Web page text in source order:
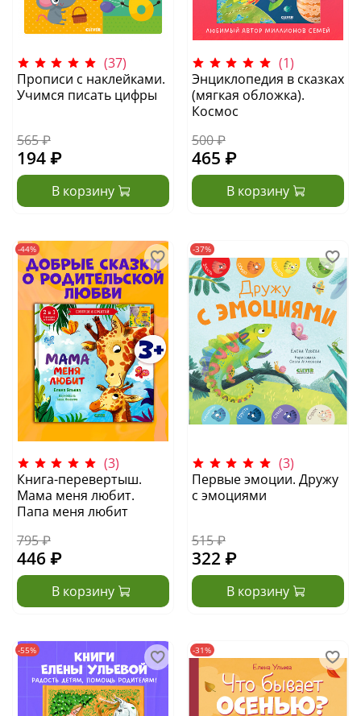
(37)
Прописи с наклейками.
Учимся писать цифры
565 ₽
194 ₽
В корзину
(1)
Энциклопедия в сказках
(мягкая обложка).
Космос
500 ₽
465 ₽
В корзину
-44%
(3)
Книга-перевертыш.
Мама меня любит.
Папа меня любит
795 ₽
446 ₽
В корзину
-37%
(3)
Первые эмоции. Дружу
с эмоциями
515 ₽
322 ₽
В корзину
-55% -31%